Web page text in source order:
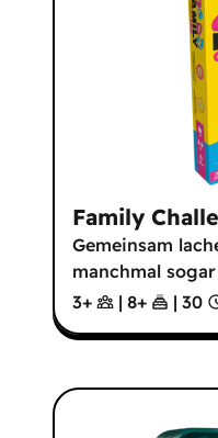
Family
Gemeinsam
manchmal
3+
| 8+ | 30